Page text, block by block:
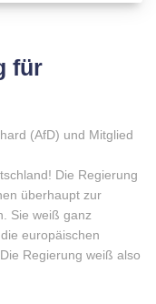
für
(AfD) und Mitglied
Die Regierung
überhaupt zur
Sie weiß ganz
europäischen
Regierung weiß also